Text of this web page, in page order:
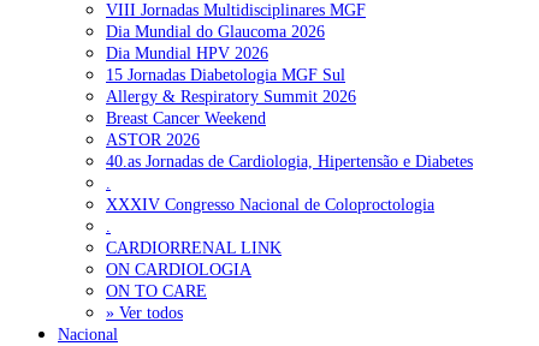
VIII Jornadas Multidisciplinares MGF
Dia Mundial do Glaucoma 2026
Dia Mundial HPV 2026
15 Jornadas Diabetologia MGF Sul
Allergy & Respiratory Summit 2026
Breast Cancer Weekend
ASTOR 2026
40.as Jornadas de Cardiologia, Hipertensão e Diabetes
.
XXXIV Congresso Nacional de Coloproctologia
.
CARDIORRENAL LINK
ON CARDIOLOGIA
ON TO CARE
» Ver todos
Nacional